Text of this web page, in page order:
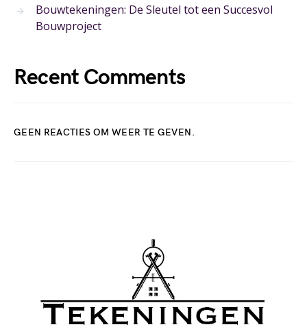
Bouwtekeningen: De Sleutel tot een Succesvol
Bouwproject
Recent Comments
GEEN REACTIES OM WEER TE GEVEN.